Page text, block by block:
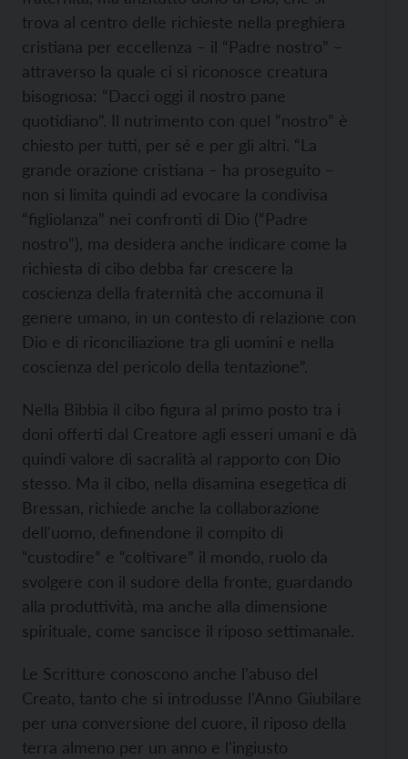
trova al centro delle richieste nella preghiera
cristiana per eccellenza – il “Padre nostro” –
attraverso la quale ci si riconosce creatura
bisognosa: “Dacci oggi il nostro pane
quotidiano”. Il nutrimento con quel “nostro” è
chiesto per tutti, per sé e per gli altri. “La
grande orazione cristiana – ha proseguito –
non si limita quindi ad evocare la condivisa
“figliolanza” nei confronti di Dio (“Padre
nostro”), ma desidera anche indicare come la
richiesta di cibo debba far crescere la
coscienza della fraternità che accomuna il
genere umano, in un contesto di relazione con
Dio e di riconciliazione tra gli uomini e nella
coscienza del pericolo della tentazione”.
Nella Bibbia il cibo figura al primo posto tra i
doni offerti dal Creatore agli esseri umani e dà
quindi valore di sacralità al rapporto con Dio
stesso. Ma il cibo, nella disamina esegetica di
Bressan, richiede anche la collaborazione
dell'uomo, definendone il compito di
“custodire” e “coltivare” il mondo, ruolo da
svolgere con il sudore della fronte, guardando
alla produttività, ma anche alla dimensione
spirituale, come sancisce il riposo settimanale.
Le Scritture conoscono anche l'abuso del
Creato, tanto che si introdusse l'Anno Giubilare
per una conversione del cuore, il riposo della
terra almeno per un anno e l'ingiusto